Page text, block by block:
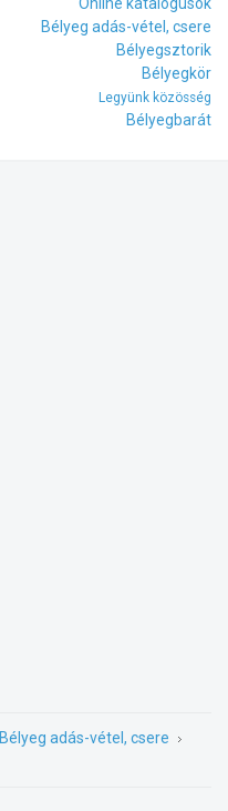
Bélyeg adás-vétel, csere
Bélyegsztorik
Bélyegkör
Legyünk közösség
Bélyegbarát
Bélyeg adás-vétel, csere